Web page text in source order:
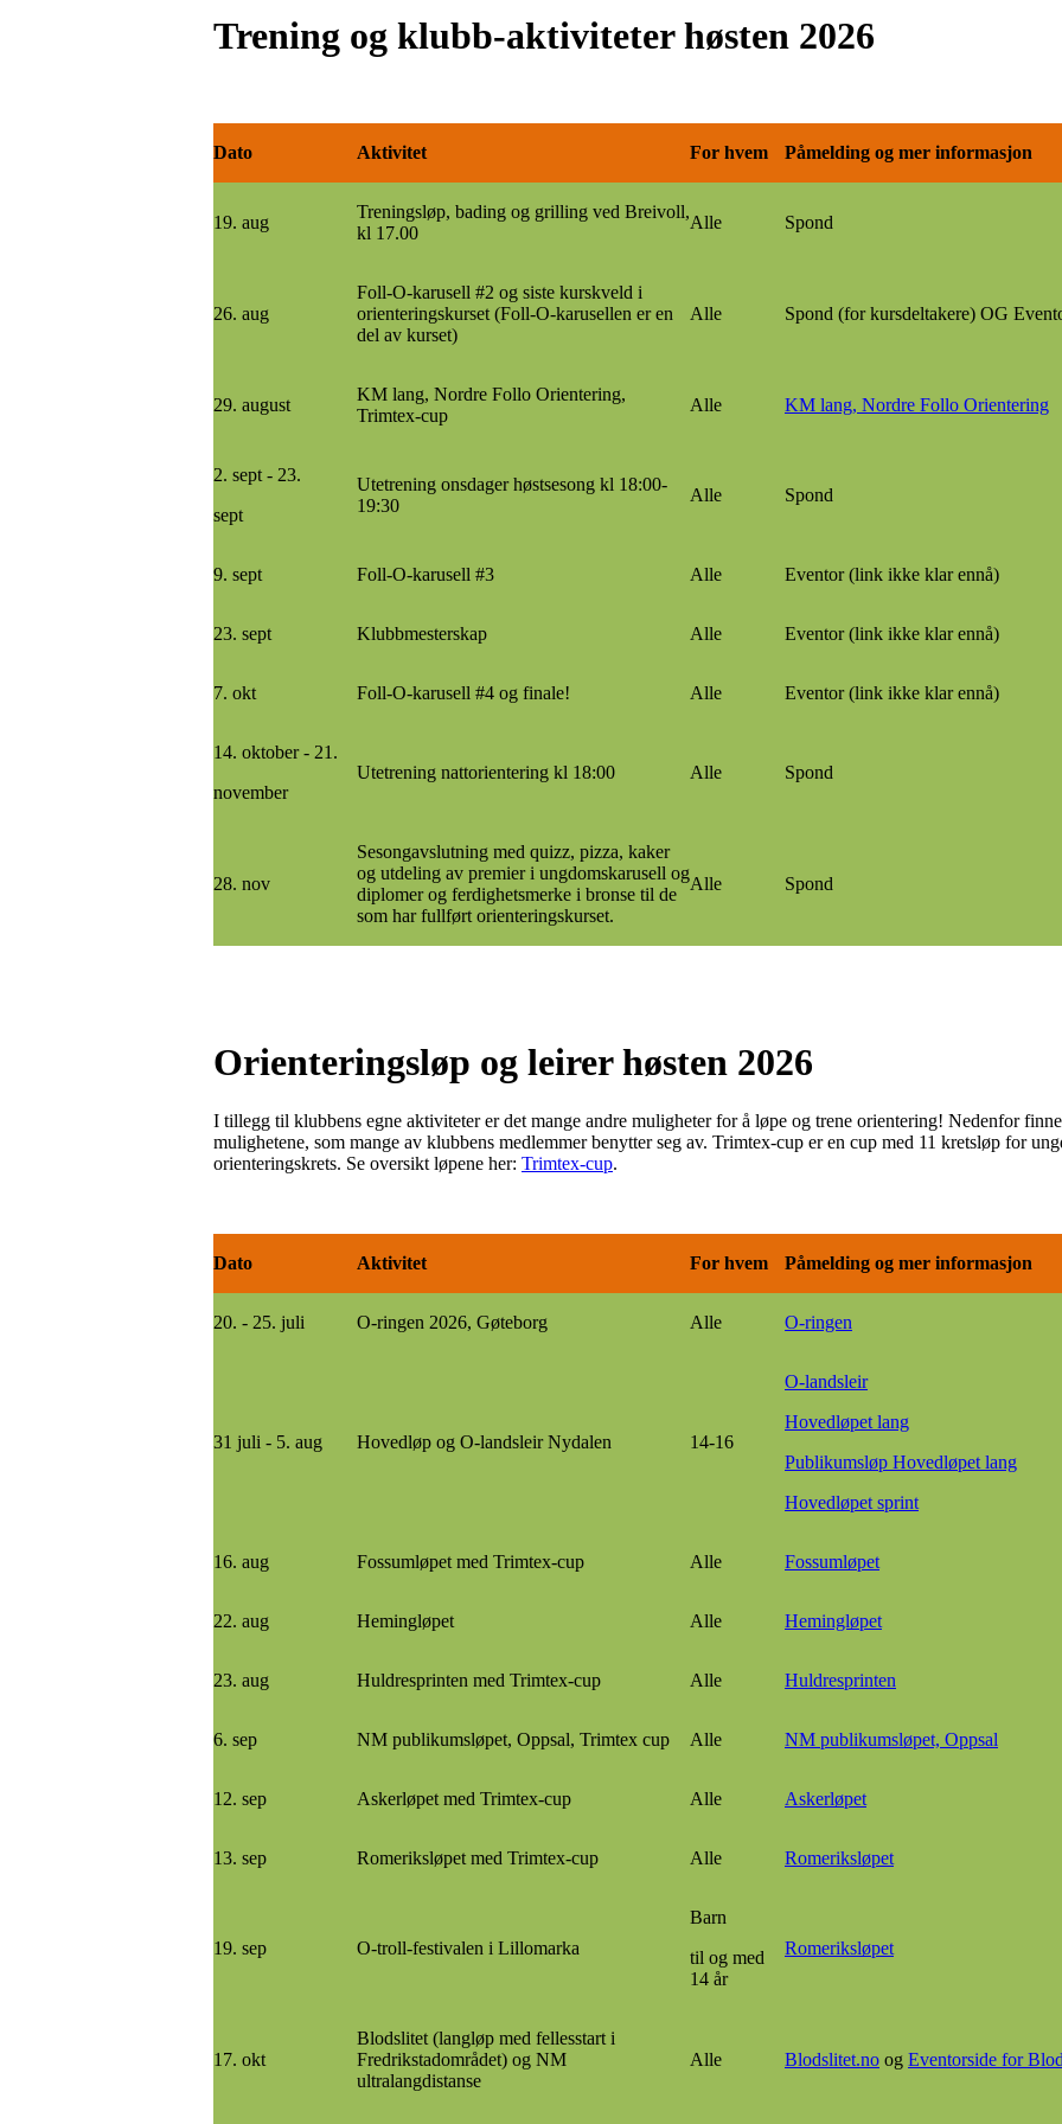
Trening og klubb-aktiviteter høsten 2026
Dato Aktivitet For hvem Påmelding og mer informasjon
19. aug
Treningsløp, bading og grilling ved Breivoll,
kl 17.00
Alle Spond
26. aug
Foll-O-karusell #2 og siste kurskveld i
orienteringskurset (Foll-O-karusellen er en
del av kurset)
Alle Spond (for kursdeltakere) OG
29. august
KM lang, Nordre Follo Orientering,
Trimtex-cup
Alle KM lang, Nordre Follo Orientering
2. sept - 23.
sept
Utetrening onsdager høstsesong kl 18:00-
19:30
Alle Spond
9. sept Foll-O-karusell #3 Alle Eventor (link ikke klar ennå)
23. sept Klubbmesterskap Alle Eventor (link ikke klar ennå)
7. okt Foll-O-karusell #4 og finale! Alle Eventor (link ikke klar ennå)
14. oktober - 21.
november
Utetrening nattorientering kl 18:00 Alle Spond
28. nov
Sesongavslutning med quizz, pizza, kaker
og utdeling av premier i ungdomskarusell og
diplomer og ferdighetsmerke i bronse til de
som har fullført orienteringskurset.
Alle Spond
Orienteringsløp og leirer høsten 2026
I tillegg til klubbens egne aktiviteter er det mange andre muligheter for å løpe og trene orientering! Nedenfor
mulighetene, som mange av klubbens medlemmer benytter seg av. Trimtex-cup er en cup med 11 kretsløp for
orienteringskrets. Se oversikt løpene her: Trimtex-cup.
Dato Aktivitet For hvem Påmelding og mer informasjon
20. - 25. juli O-ringen 2026, Gøteborg Alle O-ringen
31 juli - 5. aug Hovedløp og O-landsleir Nydalen 14-16
O-landsleir
Hovedløpet lang
Publikumsløp Hovedløpet lang
Hovedløpet sprint
16. aug Fossumløpet med Trimtex-cup Alle Fossumløpet
22. aug Hemingløpet Alle Hemingløpet
23. aug Huldresprinten med Trimtex-cup Alle Huldresprinten
6. sep NM publikumsløpet, Oppsal, Trimtex cup Alle NM publikumsløpet, Oppsal
12. sep Askerløpet med Trimtex-cup Alle Askerløpet
13. sep Romeriksløpet med Trimtex-cup Alle Romeriksløpet
19. sep O-troll-festivalen i Lillomarka
Barn
til og med
14 år
Romeriksløpet
17. okt
Blodslitet (langløp med fellesstart i
Fredrikstadområdet) og NM
ultralangdistanse
Alle Blodslitet.no og Eventorside for